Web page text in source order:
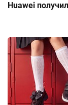
Huawei